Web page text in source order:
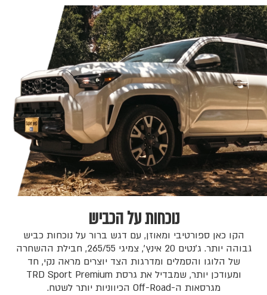
נוכחות על הכביש
הקו כאן ספורטיבי ומאוזן, עם דגש ברור על נוכחות כביש
גבוהה יותר. ג׳נטים 20 אינץ׳, צמיגי 265/55, חבילת ההשחרה
של הלוגו והסמלים ומדרגות הצד יוצרים מראה נקי, חד
ומעודכן יותר, שמבדיל את גרסת TRD Sport Premium
מגרסאות ה-Off-Road הכיווניות יותר לשטח.